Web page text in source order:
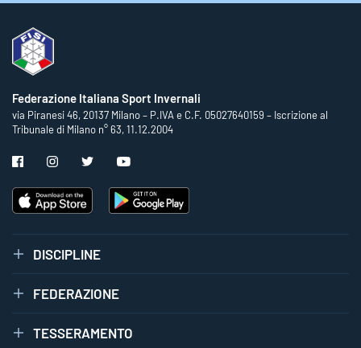
Federazione Italiana Sport Invernali
via Piranesi 46, 20137 Milano – P.IVA e C.F. 05027640159 – Iscrizione al
Tribunale di Milano n° 63, 11.12.2004
DISCIPLINE
FEDERAZIONE
TESSERAMENTO